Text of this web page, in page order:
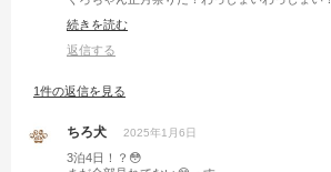
車もいっぱい泊まってて人気のほどが伺えますね
続きを読む
返信する
1件の返信を見る
ちろ犬 2025年1月6日
3泊4日！？😳